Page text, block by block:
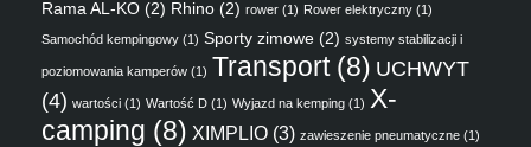
Rama AL-KO (2) Rhino (2) rower (1) Rower elektryczny (1)
Samochód kempingowy (1) Sporty zimowe (2) systemy stabilizacji i
poziomowania kamperów (1) Transport(8) UCHWYT
(4) wartości (1) Wartość D (1) Wyjazd na kemping (1) X-
camping (8) XIMPLIO (3) zawieszenie pneumatyczne (1)